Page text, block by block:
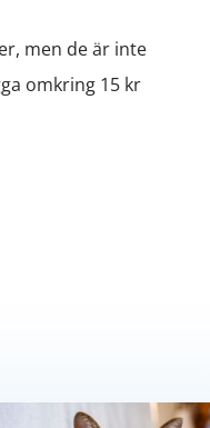
men de är inte
omkring 15 kr